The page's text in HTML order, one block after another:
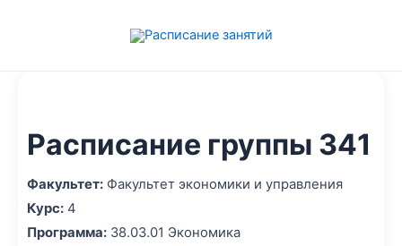
Расписание группы 341
Факультет: Факультет экономики и управления
Курс: 4
Программа: 38.03.01 Экономика